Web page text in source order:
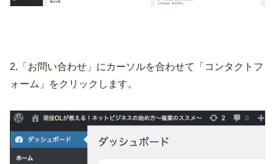
2.「お問い合わせ」にカーソルを合わせて「コンタクトフ
ォーム」をクリックします。